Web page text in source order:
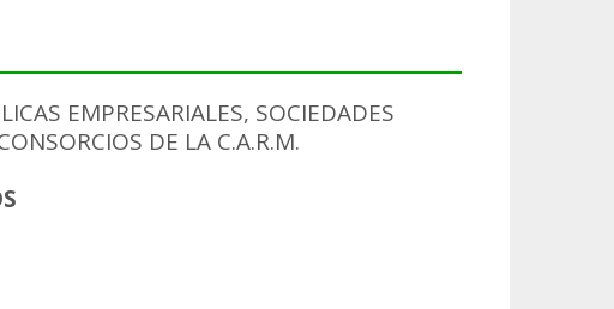
EMPRESARIALES, SOCIEDADES
DE LA C.A.R.M.